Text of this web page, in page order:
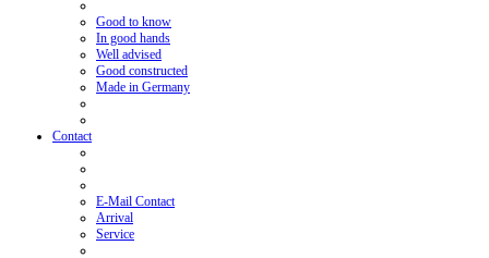
Good to know
In good hands
Well advised
Good constructed
Made in Germany
Contact
E-Mail Contact
Arrival
Service